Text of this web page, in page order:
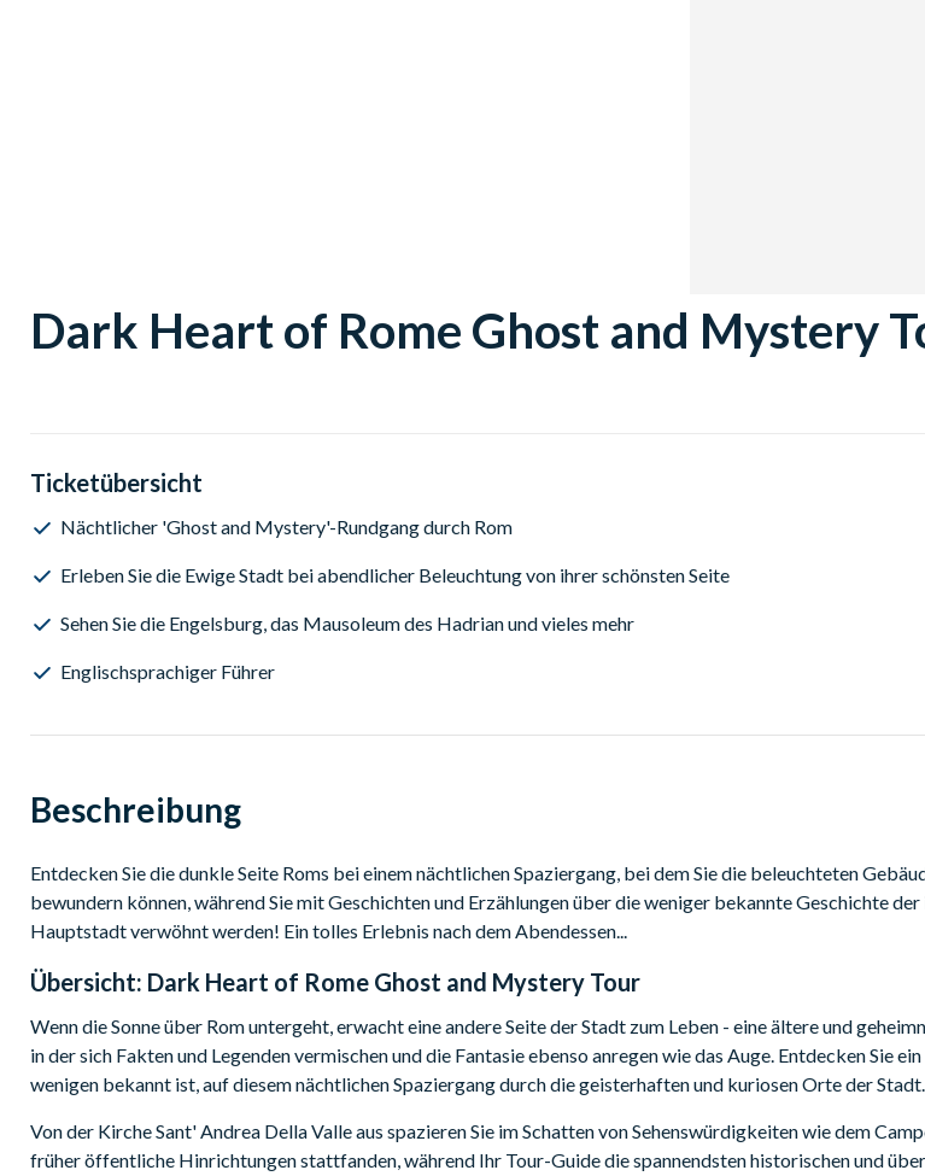
Dark Heart of Rome Ghost and Mystery
Ticketübersicht
Nächtlicher 'Ghost and Mystery'-Rundgang durch Rom
Erleben Sie die Ewige Stadt bei abendlicher Beleuchtung von ihrer schönsten Seite
Sehen Sie die Engelsburg, das Mausoleum des Hadrian und vieles mehr
Englischsprachiger Führer
Beschreibung
Entdecken Sie die dunkle Seite Roms bei einem nächtlichen Spaziergang, bei dem Sie die beleuchteten
bewundern können, während Sie mit Geschichten und Erzählungen über die weniger bekannte Geschichte
Hauptstadt verwöhnt werden! Ein tolles Erlebnis nach dem Abendessen...
Übersicht: Dark Heart of Rome Ghost and Mystery Tour
Wenn die Sonne über Rom untergeht, erwacht eine andere Seite der Stadt zum Leben - eine ältere und
in der sich Fakten und Legenden vermischen und die Fantasie ebenso anregen wie das Auge. Entdecken Sie ein
wenigen bekannt ist, auf diesem nächtlichen Spaziergang durch die geisterhaften und kuriosen Orte der Stadt.
Von der Kirche Sant' Andrea Della Valle aus spazieren Sie im Schatten von Sehenswürdigkeiten wie dem
früher öffentliche Hinrichtungen stattfanden, während Ihr Tour-Guide die spannendsten historischen und